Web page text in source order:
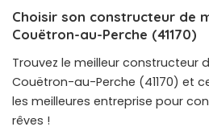
Choisir son constructeur de
Couëtron-au-Perche (41170)
Trouvez le meilleur constructeur
Couëtron-au-Perche (41170) et
les meilleures entreprise pour
rêves !